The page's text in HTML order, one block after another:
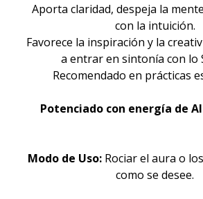
Aporta claridad, despeja la
con la intuición.
Favorece la inspiración y la
a entrar en sintonía con lo
Recomendado en prácticas
Potenciado con energía de
Modo de Uso:Rociar el aura o
como se desee.